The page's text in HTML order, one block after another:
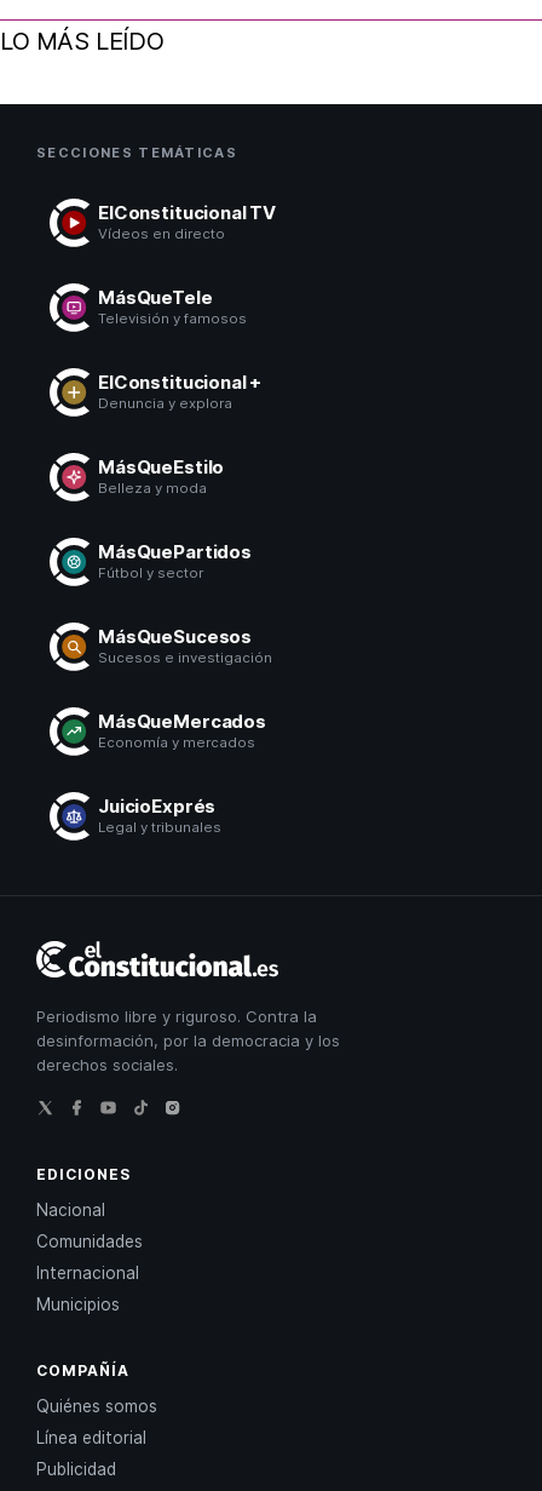
LO MÁS LEÍDO
SECCIONES TEMÁTICAS
ElConstitucional TV
Vídeos en directo
MásQueTele
Televisión y famosos
ElConstitucional +
Denuncia y explora
MásQueEstilo
Belleza y moda
MásQuePartidos
Fútbol y sector
MásQueSucesos
Sucesos e investigación
MásQueMercados
Economía y mercados
JuicioExprés
Legal y tribunales
Constitucional
Periodismo libre y riguroso. Contra la
desinformación, por la democracia y los
derechos sociales.
EDICIONES
Nacional
Comunidades
Internacional
Municipios
COMPAÑÍA
Quiénes somos
Línea editorial
Publicidad